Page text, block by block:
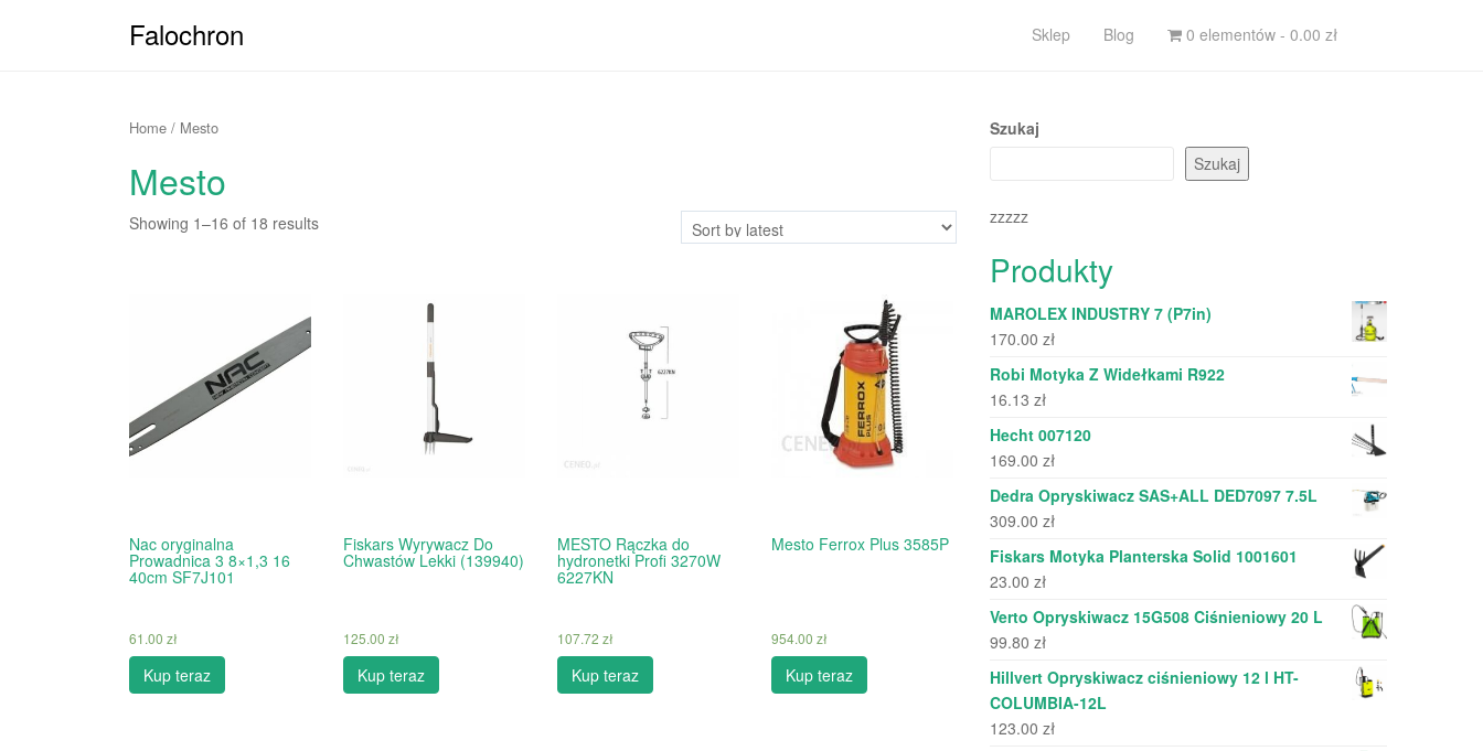
Falochron Sklep Blog 0 elementów - 0.00 zł
Home / Mesto
Mesto
Showing 1–16 of 18 results
Nac oryginalna
Prowadnica 3 8×1,3 16
40cm SF7J101
61.00 zł
Kup teraz
Fiskars Wyrywacz Do
Chwastów Lekki (139940)
125.00 zł
Kup teraz
MESTO Rączka do
hydronetki Profi 3270W
6227KN
107.72 zł
Kup teraz
Mesto Ferrox Plus 3585P
954.00 zł
Kup teraz
Szukaj
Szukaj
zzzzz
Produkty
MAROLEX INDUSTRY 7 (P7in)
170.00 zł
Robi Motyka Z Widełkami R922
16.13 zł
Hecht 007120
169.00 zł
Dedra Opryskiwacz SAS+ALL DED7097 7.5L
309.00 zł
Fiskars Motyka Planterska Solid 1001601
23.00 zł
Verto Opryskiwacz 15G508 Ciśnieniowy 20 L
99.80 zł
Hillvert Opryskiwacz ciśnieniowy 12 l HT-
COLUMBIA-12L
123.00 zł